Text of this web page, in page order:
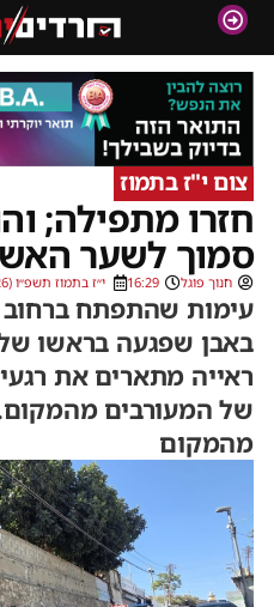
צום י"ז בתמוז
חזרו מתפילה;
סמוך לשער
חנוך פוגל 16:29 י״ז בתמוז תשפ״ו (02/07/2026)
עימות שהתפתח ברחוב
באבן שפגעה בראשו
ראייה מתארים את
של המעורבים מהמקום.
מהמקום